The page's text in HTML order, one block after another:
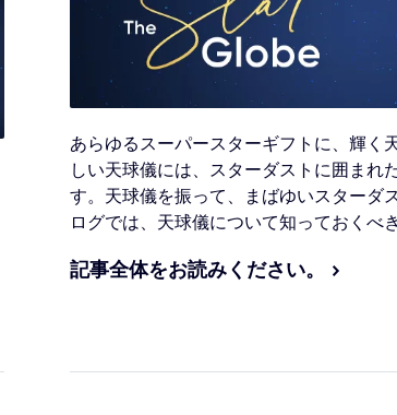
あらゆるスーパースターギフトに、輝く
しい天球儀には、スターダストに囲まれ
す。天球儀を振って、まばゆいスターダ
ログでは、天球儀について知っておくべ
記事全体をお読みください。